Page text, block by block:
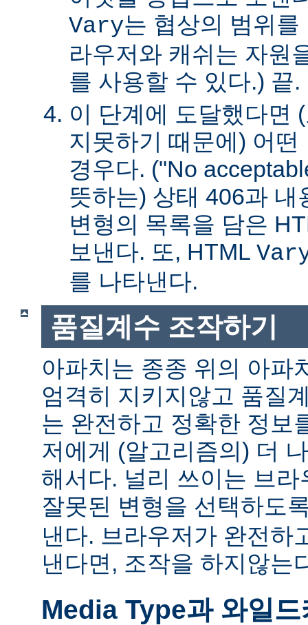
Vary는 협상의 범위
라우저와 캐쉬는 자원
를 사용할 수 있다.) 끝.
이 단계에 도달했다면
지못하기 때문에) 어
경우다. ("No
뜻하는) 상태 406과 내
변형의 목록을 담은
보낸다. 또, HTML
를 나타낸다.
품질계수 조작하기
아파치는 종종 위의 아파
엄격히 지키지않고 품질
는 완전하고 정확한 정보
저에게 (알고리즘의) 더
해서다. 널리 쓰이는 브
잘못된 변형을 선택하도
낸다. 브라우저가 완전하
낸다면, 조작을 하지않는
Media Type과 와일드